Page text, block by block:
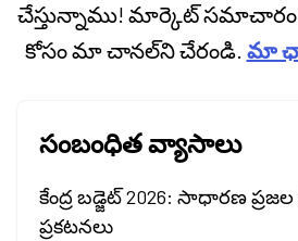
చేస్తున్నాము! మార్కెట్
కోసం మా చానల్‌ని చేరండి. మా
సంబంధిత వ్యాసాలు
కేంద్ర బడ్జెట్ 2026: సాధారణ
ప్రకటనలు